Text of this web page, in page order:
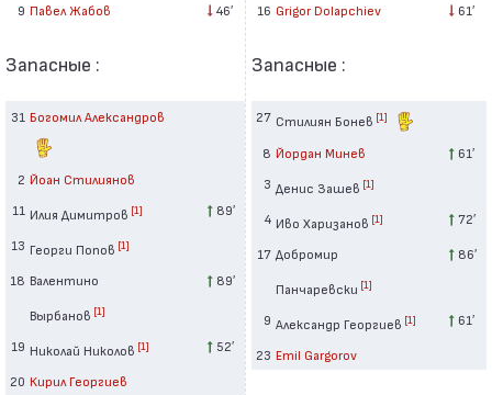
9 Павел Жабов 46′
Запасные :
31 Богомил Александров
2 Йоан Стилиянов
11 Илия Димитров [1] 89′
13 Георги Попов [1]
18 Валентино
Вырбанов [1]
89′
19 Николай Николов [1] 52′
20 Кирил Георгиев
16 Grigor Dolapchiev 61′
Запасные :
27 Стилиян Бонев [1]
8 Йордан Минев
61′
3 Денис Зашев [1]
4 Иво Харизанов [1] 72′
17 Добромир
Панчаревски [1]
86′
9 Александр Георгиев [1] 61′
23 Emil Gargorov